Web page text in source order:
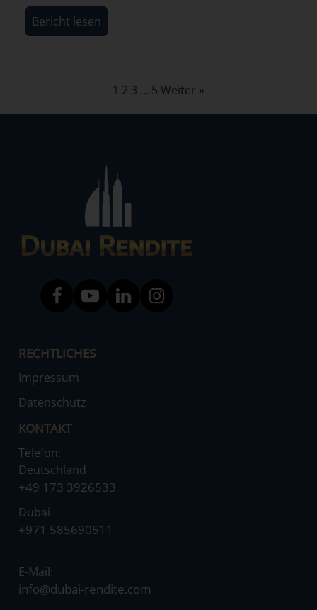
Bericht lesen
1 2 3 … 5 Weiter »
RECHTLICHES
Impressum
Datenschutz
KONTAKT
Telefon:
Deutschland
‌+49 173 3926533
Dubai
‌+971 585690511
E-Mail:
‌info@dubai-rendite.com